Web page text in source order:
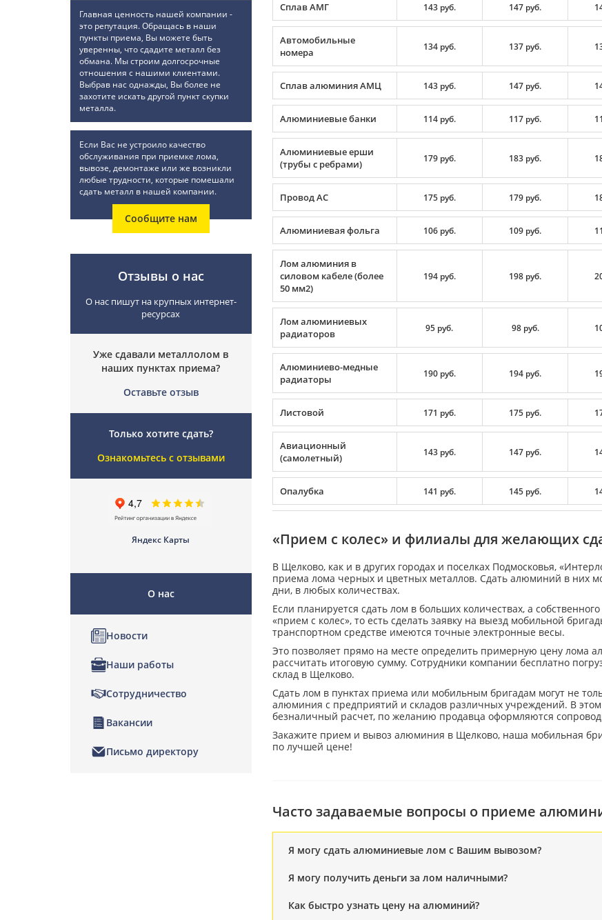
Сплав АМГ 143 руб. 147 руб.
Автомобильные
номера
134 руб. 137 руб.
Сплав алюминия АМЦ 143 руб. 147 руб.
Алюминиевые банки 114 руб. 117 руб.
Алюминиевые ерши
(трубы с ребрами)
179 руб. 183 руб.
Провод АС 175 руб. 179 руб.
Алюминиевая фольга 106 руб. 109 руб.
Лом алюминия в
силовом кабеле (более
50 мм2)
194 руб. 198 руб.
Лом алюминиевых
радиаторов
95 руб. 98 руб.
Алюминиево-медные
радиаторы
190 руб. 194 руб.
Листовой 171 руб. 175 руб.
Авиационный
(самолетный)
143 руб. 147 руб.
Опалубка 141 руб. 145 руб.
«Прием с колес» и филиалы для желающих
В Щелково, как и в других городах и поселках Подмосковья,
приема лома черных и цветных металлов. Сдать алюминий в них
дни, в любых количествах.
Если планируется сдать лом в больших количествах, а
«прием с колес», то есть сделать заявку на выезд мобильной
транспортном средстве имеются точные электронные весы.
Это позволяет прямо на месте определить примерную цену лома
рассчитать итоговую сумму. Сотрудники компании бесплатно
склад в Щелково.
Сдать лом в пунктах приема или мобильным бригадам могут не
алюминия с предприятий и складов различных учреждений. В
безналичный расчет, по желанию продавца оформляются
Закажите прием и вывоз алюминия в Щелково, наша мобильная
по лучшей цене!
Часто задаваемые вопросы о приеме
Я могу сдать алюминиевые лом с Вашим вывозом?
Я могу получить деньги за лом наличными?
Как быстро узнать цену на алюминий?
Главная ценность нашей компании -
это репутация. Обращась в наши
пункты приема, Вы можете быть
уверенны, что сдадите металл без
обмана. Мы строим долгосрочные
отношения с нашими клиентами.
Выбрав нас однажды, Вы более не
захотите искать другой пункт скупки
металла.
Если Вас не устроило качество
обслуживания при приемке лома,
вывозе, демонтаже или же возникли
любые трудности, которые помешали
сдать металл в нашей компании.
Сообщите нам
Отзывы о нас
О нас пишут на крупных интернет-
ресурсах
Уже сдавали металлолом в
наших пунктах приема?
Оставьте отзыв
Только хотите сдать?
Ознакомьтесь с отзывами
Яндекс Карты
О нас
Новости
Наши работы
Сотрудничество
Вакансии
Письмо директору